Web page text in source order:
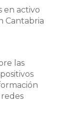
en activo
Cantabria
las